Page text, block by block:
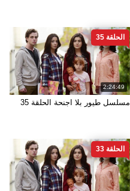
2:24:49
الحلقة 35
مسلسل طيور بلا اجنحة الحلقة 35
الحلقة 33